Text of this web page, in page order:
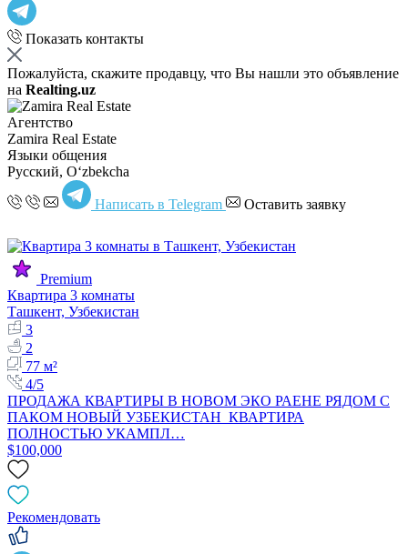
Показать контакты
Пожалуйста, скажите продавцу, что Вы нашли это объявление
на Realting.uz
Агентство
Zamira Real Estate
Языки общения
Русский, Oʻzbekcha
Написать в Telegram Оставить заявку
Premium
Квартира 3 комнаты
Ташкент, Узбекистан
3
2
77 м²
4/5
ПРОДАЖА КВАРТИРЫ В НОВОМ ЭКО РАЕНЕ РЯДОМ С
ПАКОМ НОВЫЙ УЗБЕКИСТАН КВАРТИРА
ПОЛНОСТЬЮ УКАМПЛ…
$100,000
Рекомендовать